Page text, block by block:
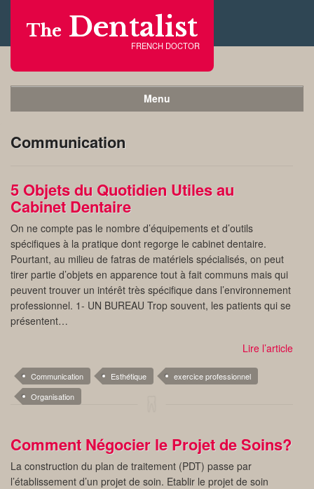
The Dentalist
FRENCH DOCTOR
Menu
Communication
5 Objets du Quotidien Utiles au
Cabinet Dentaire
On ne compte pas le nombre d’équipements et d’outils
spécifiques à la pratique dont regorge le cabinet dentaire.
Pourtant, au milieu de fatras de matériels spécialisés, on peut
tirer partie d’objets en apparence tout à fait communs mais qui
peuvent trouver un intérêt très spécifique dans l’environnement
professionnel. 1- UN BUREAU Trop souvent, les patients qui se
présentent…
Lire l’article
Communication Esthétique
exercice professionnel
Organisation
Comment Négocier le Projet de Soins?
La construction du plan de traitement (PDT) passe par
l’établissement d’un projet de soin. Etablir le projet de soin